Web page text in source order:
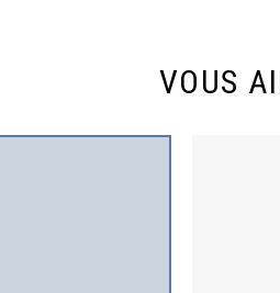
VOUS